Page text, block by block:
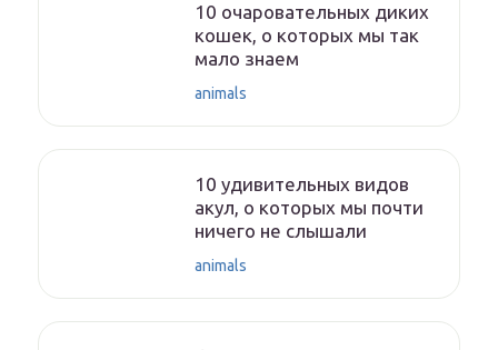
10 очаровательных диких
кошек, о которых мы так
мало знаем
animals
10 удивительных видов
акул, о которых мы почти
ничего не слышали
animals